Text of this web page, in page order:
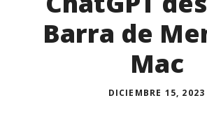
Barra de
Mac
DICIEMBRE 15, 2023